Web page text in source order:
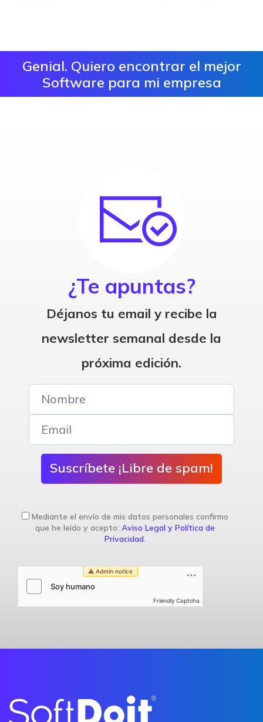
Genial. Quiero encontrar el mejor
Software para mi empresa
¿Te apuntas?
Déjanos tu email y recibe la
newsletter semanal desde la
próxima edición.
Suscríbete ¡Libre de spam!
Mediante el envío de mis datos personales confirmo
que he leído y acepto: Aviso Legal y Política de
Privacidad.
Friendly Captcha